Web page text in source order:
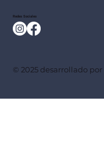
Redes Sociales
© 2025 desarrollado por